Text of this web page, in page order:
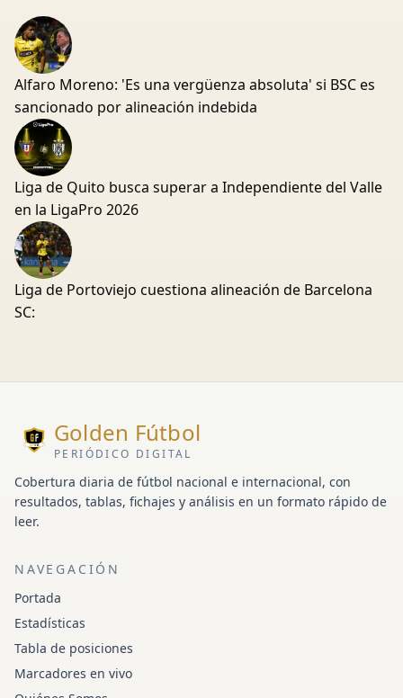
Alfaro Moreno: 'Es una vergüenza absoluta' si BSC es
sancionado por alineación indebida
Liga de Quito busca superar a Independiente del Valle
en la LigaPro 2026
Liga de Portoviejo cuestiona alineación de Barcelona
SC:
Golden Fútbol
PERIÓDICO DIGITAL
Cobertura diaria de fútbol nacional e internacional, con
resultados, tablas, fichajes y análisis en un formato rápido de
leer.
NAVEGACIÓN
Portada
Estadísticas
Tabla de posiciones
Marcadores en vivo